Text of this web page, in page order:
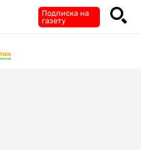
Подписка на
газету